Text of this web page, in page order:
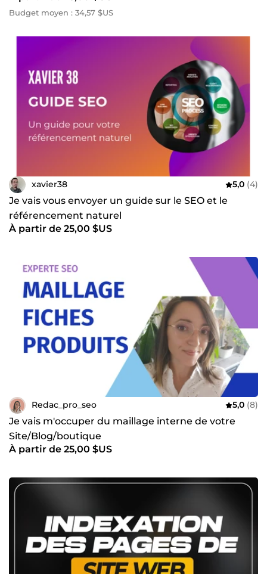
Budget moyen : 34,57 $US
xavier38 5,0 (4)
Je vais vous envoyer un guide sur le SEO et le
référencement naturel
À partir de 25,00 $US
Redac_pro_seo 5,0 (8)
Je vais m'occuper du maillage interne de votre
Site/Blog/boutique
À partir de 25,00 $US